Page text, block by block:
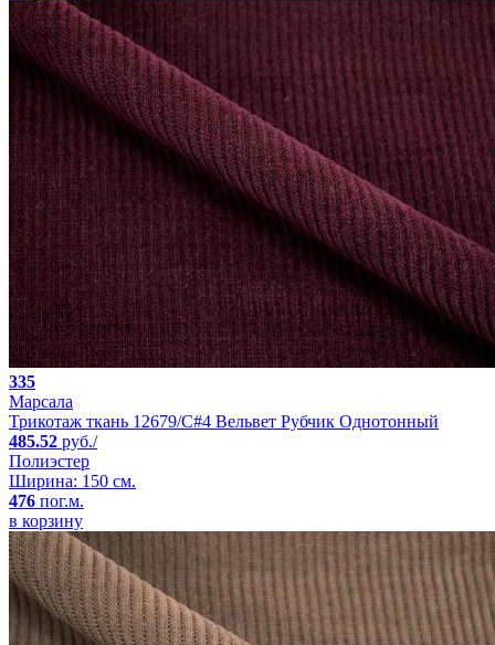
335
Марсала
Трикотаж ткань 12679/C#4 Вельвет Рубчик Однотонный
485.52 руб./
Полиэстер
Ширина: 150 см.
476 пог.м.
в корзину